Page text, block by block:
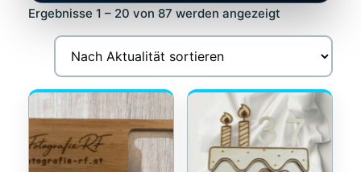
Ergebnisse 1 – 20 von 87 werden angezeigt
Aktualität
sortiert